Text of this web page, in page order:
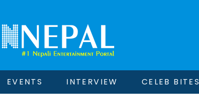
EVENTS INTERVIEW CELEB BITES